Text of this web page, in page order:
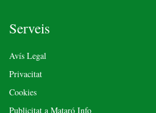
Serveis
Avís Legal
Privacitat
Cookies
Publicitat a Mataró Info